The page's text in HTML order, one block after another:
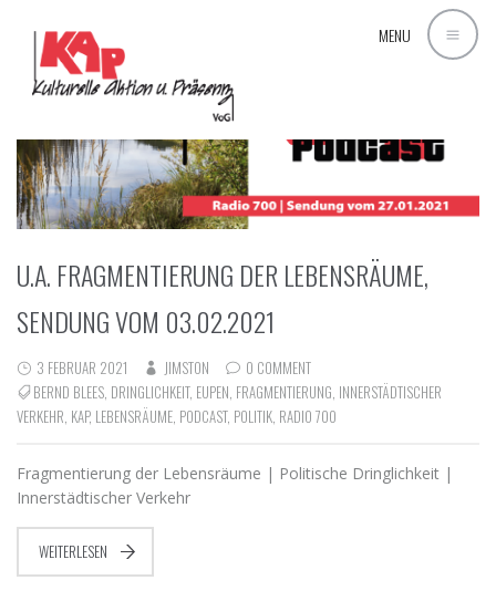
MENU
U.A. FRAGMENTIERUNG DER LEBENSRÄUME,
SENDUNG VOM 03.02.2021
3 FEBRUAR 2021 JIMSTON
0 COMMENT
BERND BLEES DRINGLICHKEIT, EUPEN FRAGMENTIERUNG INNERSTÄDTISCHER
VERKEHR KAP, LEBENSRÄUME PODCAST, POLITIK RADIO 700
Fragmentierung der Lebensräume | Politische Dringlichkeit |
Innerstädtischer Verkehr
WEITERLESEN